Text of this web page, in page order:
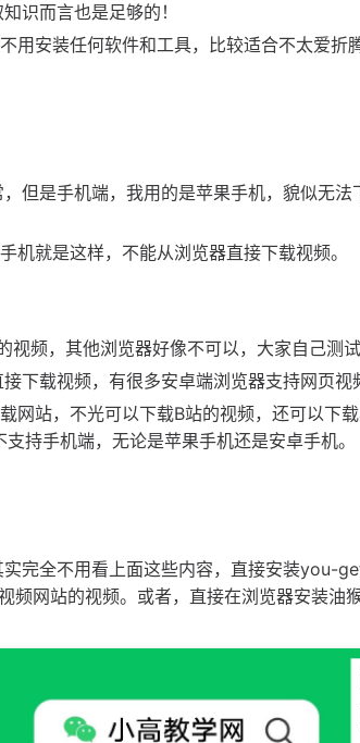
识而言也是足够的！
用安装任何软件和工具，比较适合不太爱折
但是手机端，我用的是苹果手机，貌似无
就是这样，不能从浏览器直接下载视频。
频，其他浏览器好像不可以，大家自己测试
下载视频，有很多安卓端浏览器支持网页视
网站，不光可以下载B站的视频，还可以下
持手机端，无论是苹果手机还是安卓手机。
完全不用看上面这些内容，直接安装you-
频网站的视频。或者，直接在浏览器安装油